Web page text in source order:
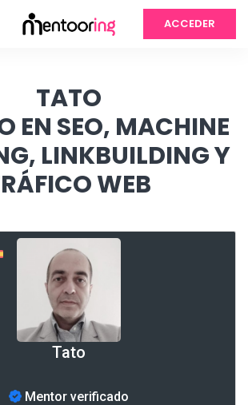
ACCEDER
TATO
EN SEO, MACHINE
LINKBUILDING Y
WEB
Tato
Mentor verificado